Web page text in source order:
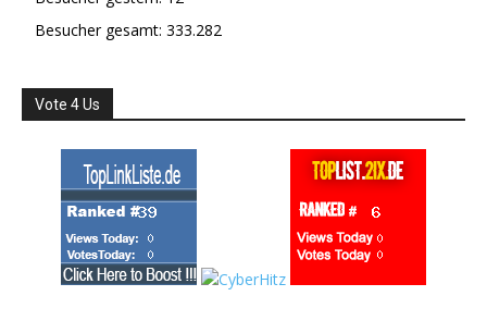
Besucher gesamt: 333.282
Vote 4 Us